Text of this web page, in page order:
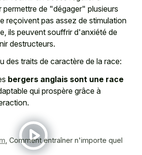
permettre de "dégager" plusieurs
reçoivent pas assez de stimulation
ils peuvent souffrir d'anxiété de
destructeurs.
des traits de caractère de la race:
bergers anglais sont une race
qui prospère grâce à
, Comment entraîner n'importe quel